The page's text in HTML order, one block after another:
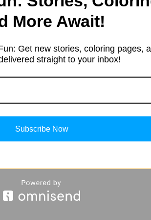
in 2019 with a
Our
More Await!
Get new stories, coloring pages,
straight to your inbox!
Subscribe Now